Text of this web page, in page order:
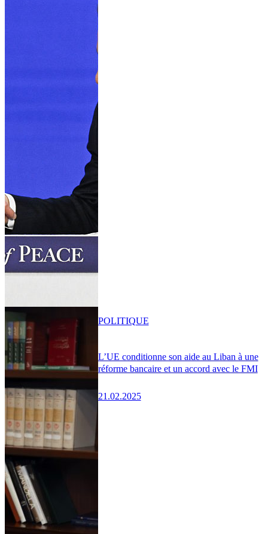
L’UE conditionne son aide au Liban à une
réforme bancaire et un accord avec le FMI
21.02.2025
POLITIQUE